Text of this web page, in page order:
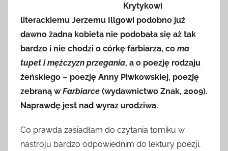
Krytykowi
literackiemu Jerzemu Illgowi podobno już
dawno żadna kobieta nie podobała się aż tak
bardzo i nie chodzi o córkę farbiarza, co ma
tupet i mężczyzn przegania, a o poezję rodzaju
żeńskiego – poezję Anny Piwkowskiej, poezję
zebraną wFarbiarce (wydawnictwo Znak, 2009).
Naprawdę jest nad wyraz urodziwa.
Co prawda zasiadłam do czytania tomiku w
nastroju bardzo odpowiednim do lektury poezji,